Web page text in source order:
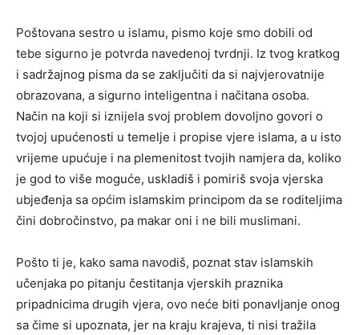
Poštovana sestro u islamu, pismo koje smo dobili od
tebe sigurno je potvrda navedenoj tvrdnji. Iz tvog kratkog
i sadržajnog pisma da se zaključiti da si najvjerovatnije
obrazovana, a sigurno inteligentna i načitana osoba.
Način na koji si iznijela svoj problem dovoljno govori o
tvojoj upućenosti u temelje i propise vjere islama, a u isto
vrijeme upućuje i na plemenitost tvojih namjera da, koliko
je god to više moguće, uskladiš i pomiriš svoja vjerska
ubjeđenja sa općim islamskim principom da se roditeljima
čini dobročinstvo, pa makar oni i ne bili muslimani.
Pošto ti je, kako sama navodiš, poznat stav islamskih
učenjaka po pitanju čestitanja vjerskih praznika
pripadnicima drugih vjera, ovo neće biti ponavljanje onog
sa čime si upoznata, jer na kraju krajeva, ti nisi tražila